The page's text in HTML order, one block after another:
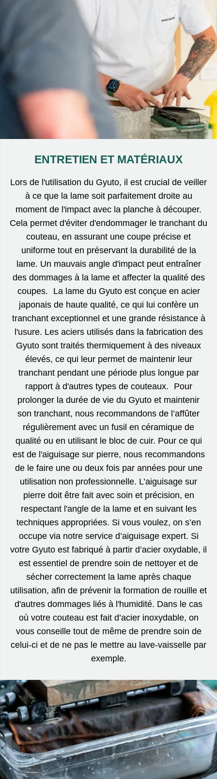
ENTRETIEN ET MATÉRIAUX
Lors de l'utilisation du Gyuto, il est crucial de veiller
à ce que la lame soit parfaitement droite au
moment de l'impact avec la planche à découper.
Cela permet d'éviter d'endommager le tranchant du
couteau, en assurant une coupe précise et
uniforme tout en préservant la durabilité de la
lame. Un mauvais angle d'impact peut entraîner
des dommages à la lame et affecter la qualité des
coupes. La lame du Gyuto est conçue en acier
japonais de haute qualité, ce qui lui confère un
tranchant exceptionnel et une grande résistance à
l'usure. Les aciers utilisés dans la fabrication des
Gyuto sont traités thermiquement à des niveaux
élevés, ce qui leur permet de maintenir leur
tranchant pendant une période plus longue par
rapport à d'autres types de couteaux. Pour
prolonger la durée de vie du Gyuto et maintenir
son tranchant, nous recommandons de l’affûter
régulièrement avec un fusil en céramique de
qualité ou en utilisant le bloc de cuir. Pour ce qui
est de l'aiguisage sur pierre, nous recommandons
de le faire une ou deux fois par années pour une
utilisation non professionnelle. L’aiguisage sur
pierre doit être fait avec soin et précision, en
respectant l'angle de la lame et en suivant les
techniques appropriées. Si vous voulez, on s’en
occupe via notre service d’aiguisage expert. Si
votre Gyuto est fabriqué à partir d’acier oxydable, il
est essentiel de prendre soin de nettoyer et de
sécher correctement la lame après chaque
utilisation, afin de prévenir la formation de rouille et
d'autres dommages liés à l'humidité. Dans le cas
où votre couteau est fait d’acier inoxydable, on
vous conseille tout de même de prendre soin de
celui-ci et de ne pas le mettre au lave-vaisselle par
exemple.